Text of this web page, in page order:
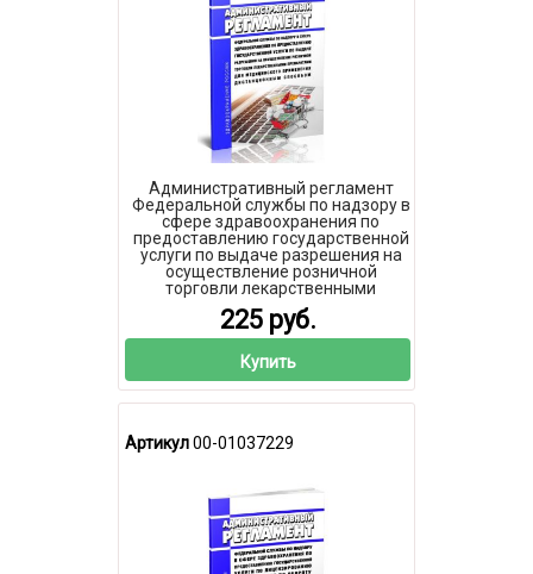
Административный регламент
Федеральной службы по надзору в
сфере здравоохранения по
предоставлению государственной
услуги по выдаче разрешения на
осуществление розничной
торговли лекарственными
препаратами для медицинского
применения дистанционным
способом 2026 год. Последняя
редакция
225 руб.
Купить
Артикул00-01037229